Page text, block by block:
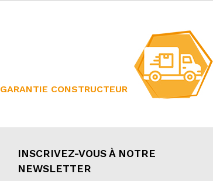
GARANTIE CONSTRUCTEUR
INSCRIVEZ-VOUS À NOTRE
NEWSLETTER